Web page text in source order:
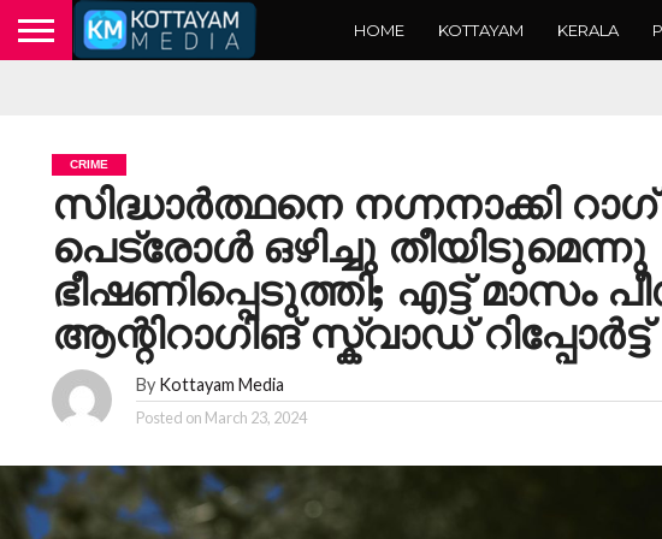
HOME KOTTAYAM KERALA
CRIME
സിദ്ധാർത്ഥനെ നഗ്നനാക്കി
പെട്രോൾ ഒഴിച്ചു തീയിടുമെന്നു
ഭീഷണിപ്പെടുത്തി; എട്ട് മാസം
ആന്റിറാഗിങ് സ്ക്വാഡ് റിപ്പോർട്ട്
By Kottayam Media
Posted on March 23, 2024